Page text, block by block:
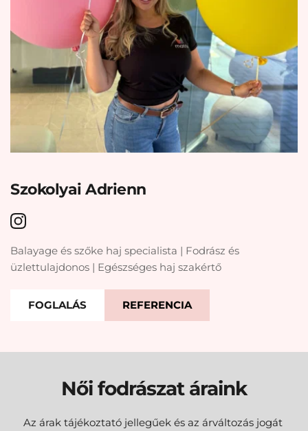
Szokolyai Adrienn
Balayage és szőke haj specialista | Fodrász és
üzlettulajdonos | Egészséges haj szakértő
FOGLALÁS REFERENCIA
Női fodrászat áraink
Az árak tájékoztató jellegűek és az árváltozás jogát